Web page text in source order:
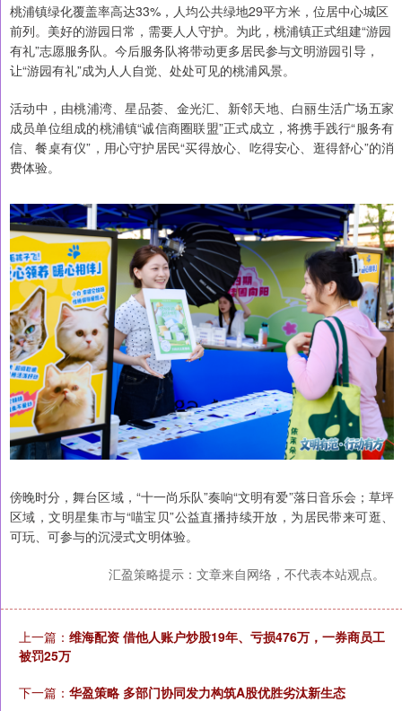
桃浦镇绿化覆盖率高达33%，人均公共绿地29平方米，位居中心城区
前列。美好的游园日常，需要人人守护。为此，桃浦镇正式组建“游园
有礼”志愿服务队。今后服务队将带动更多居民参与文明游园引导，
让“游园有礼”成为人人自觉、处处可见的桃浦风景。
活动中，由桃浦湾、星品荟、金光汇、新邻天地、白丽生活广场五家
成员单位组成的桃浦镇“诚信商圈联盟”正式成立，将携手践行“服务有
信、餐桌有仪”，用心守护居民“买得放心、吃得安心、逛得舒心”的消
费体验。
傍晚时分，舞台区域，“十一尚乐队”奏响“文明有爱”落日音乐会；草坪
区域，文明星集市与“喵宝贝”公益直播持续开放，为居民带来可逛、
可玩、可参与的沉浸式文明体验。
汇盈策略提示：文章来自网络，不代表本站观点。
上一篇： 维海配资 借他人账户炒股19年、亏损476万，一券商员工
被罚25万
下一篇： 华盈策略 多部门协同发力构筑A股优胜劣汰新生态